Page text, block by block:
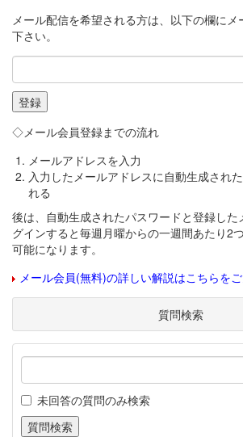
メール配信を希望される方は、以下の欄にメ
下さい。
◇メール会員登録までの流れ
メールアドレスを入力
入力したメールアドレスに自動生成され
れる
後は、自動生成されたパスワードと登録した
グインすると毎週月曜からの一週間あたり2
可能になります。
メール会員(無料)の詳しい解説はこちらをご
質問検索
未回答の質問のみ検索